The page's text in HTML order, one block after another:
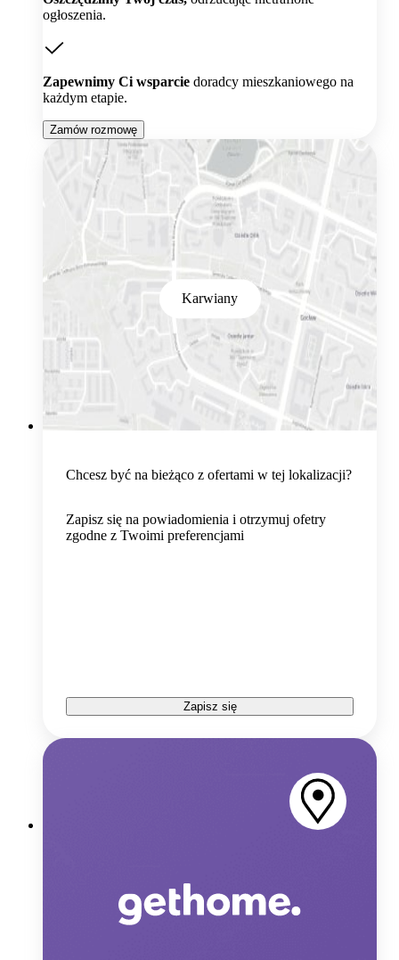
ogłoszenia.
Zapewnimy Ci wsparcie doradcy mieszkaniowego na
każdym etapie.
Zamów rozmowę
Karwiany
Chcesz być na bieżąco z ofertami w tej lokalizacji?
Zapisz się na powiadomienia i otrzymuj ofetry
zgodne z Twoimi preferencjami
Zapisz się